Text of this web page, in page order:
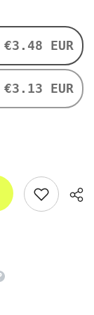
€3.48 EUR
€3.13 EUR